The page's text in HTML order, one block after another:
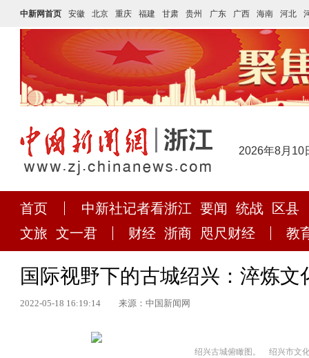
中新网首页 安徽 北京 重庆 福建 甘肃 贵州 广东 广西 海南 河北
2026年8月10
首页 中新社记者看浙江 要闻 统战
区县
文旅 文一君 财经 浙商 咫尺财经 教
国际视野下的古城绍兴：淬炼文
2022-05-18 16:19:14 来源：中国新闻网
绍兴古城俯瞰图。 绍兴市文